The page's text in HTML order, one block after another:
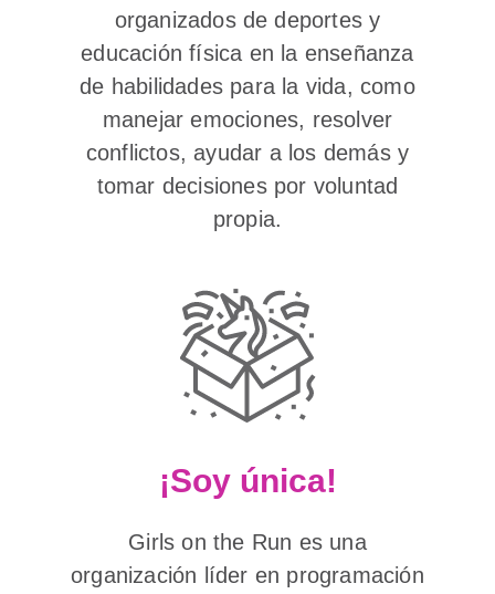
organizados de deportes y
educación física en la enseñanza
de habilidades para la vida, como
manejar emociones, resolver
conflictos, ayudar a los demás y
tomar decisiones por voluntad
propia.
¡Soy única!
Girls on the Run es una
organización líder en programación